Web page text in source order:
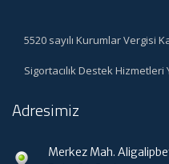
5520 sayılı Kurumlar Vergisi
Sigortacılık Destek
Adresimiz
Merkez Mah.